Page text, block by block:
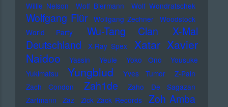
Willie Nelson
Wolf Biermann Wolf Wondratschek
Wolfgang Flür Wolfgang Zechner
Woodstock
World Party
Wu-Tang Clan
X-Mal
Deutschland
X-Ray Spex Xatar Xavier
Naidoo
Yassin Yeule Yoko Ono
Yousuke
Yukimatsu
Yungblud Yves Tumor
Z-Pain
Zach Condon
Zah1de
Zaho De Sagazan
Zartmann
Zaz Zick Zack Records Zoh Amba